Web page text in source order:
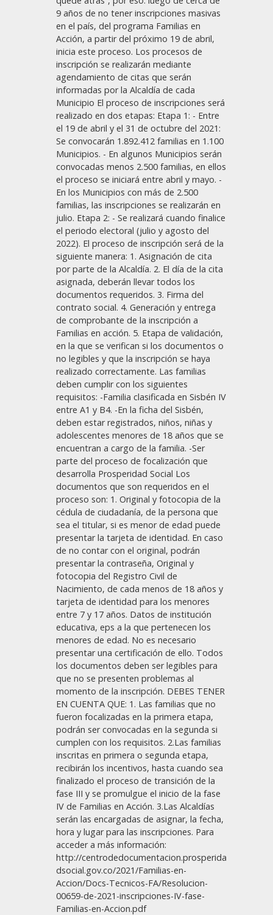
9 años de no tener inscripciones masivas
en el país, del programa Familias en
Acción, a partir del próximo 19 de abril,
inicia este proceso. Los procesos de
inscripción se realizarán mediante
agendamiento de citas que serán
informadas por la Alcaldía de cada
Municipio El proceso de inscripciones será
realizado en dos etapas: Etapa 1: - Entre
el 19 de abril y el 31 de octubre del 2021:
Se convocarán 1.892.412 familias en 1.100
Municipios. - En algunos Municipios serán
convocadas menos 2.500 familias, en ellos
el proceso se iniciará entre abril y mayo. -
En los Municipios con más de 2.500
familias, las inscripciones se realizarán en
julio. Etapa 2: - Se realizará cuando finalice
el periodo electoral (julio y agosto del
2022). El proceso de inscripción será de la
siguiente manera: 1. Asignación de cita
por parte de la Alcaldía. 2. El día de la cita
asignada, deberán llevar todos los
documentos requeridos. 3. Firma del
contrato social. 4. Generación y entrega
de comprobante de la inscripción a
Familias en acción. 5. Etapa de validación,
en la que se verifican si los documentos o
no legibles y que la inscripción se haya
realizado correctamente. Las familias
deben cumplir con los siguientes
requisitos: -Familia clasificada en Sisbén IV
entre A1 y B4. -En la ficha del Sisbén,
deben estar registrados, niños, niñas y
adolescentes menores de 18 años que se
encuentran a cargo de la familia. -Ser
parte del proceso de focalización que
desarrolla Prosperidad Social Los
documentos que son requeridos en el
proceso son: 1. Original y fotocopia de la
cédula de ciudadanía, de la persona que
sea el titular, si es menor de edad puede
presentar la tarjeta de identidad. En caso
de no contar con el original, podrán
presentar la contraseña, Original y
fotocopia del Registro Civil de
Nacimiento, de cada menos de 18 años y
tarjeta de identidad para los menores
entre 7 y 17 años. Datos de institución
educativa, eps a la que pertenecen los
menores de edad. No es necesario
presentar una certificación de ello. Todos
los documentos deben ser legibles para
que no se presenten problemas al
momento de la inscripción. DEBES TENER
EN CUENTA QUE: 1. Las familias que no
fueron focalizadas en la primera etapa,
podrán ser convocadas en la segunda si
cumplen con los requisitos. 2.Las familias
inscritas en primera o segunda etapa,
recibirán los incentivos, hasta cuando sea
finalizado el proceso de transición de la
fase III y se promulgue el inicio de la fase
IV de Familias en Acción. 3.Las Alcaldías
serán las encargadas de asignar, la fecha,
hora y lugar para las inscripciones. Para
acceder a más información:
http://centrodedocumentacion.prosperida
dsocial.gov.co/2021/Familias-en-
Accion/Docs-Tecnicos-FA/Resolucion-
00659-de-2021-inscripciones-IV-fase-
Familias-en-Accion.pdf